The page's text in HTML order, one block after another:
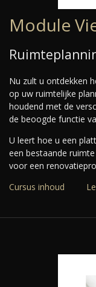
Module
Nu zult u ontdekken
op uw ruimtelijke
houdend met de
de beoogde functie
U leert hoe u een
een bestaande
voor een
Cursus inhoud